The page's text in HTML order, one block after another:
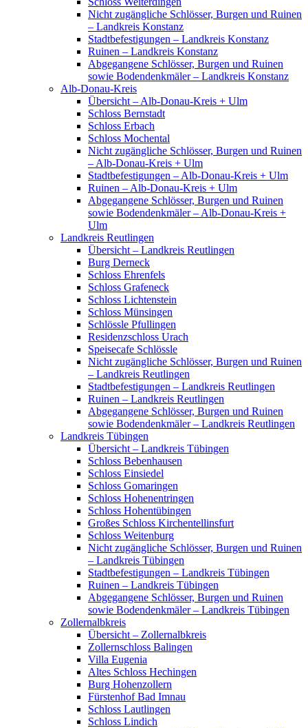
Nicht zugängliche Schlösser, Burgen und Ruinen
– Landkreis Konstanz
Stadtbefestigungen – Landkreis Konstanz
Ruinen – Landkreis Konstanz
Abgegangene Schlösser, Burgen und Ruinen
sowie Bodendenkmäler – Landkreis Konstanz
Alb-Donau-Kreis
Übersicht – Alb-Donau-Kreis + Ulm
Schloss Bernstadt
Schloss Erbach
Schloss Mochental
Nicht zugängliche Schlösser, Burgen und Ruinen
– Alb-Donau-Kreis + Ulm
Stadtbefestigungen – Alb-Donau-Kreis + Ulm
Ruinen – Alb-Donau-Kreis + Ulm
Abgegangene Schlösser, Burgen und Ruinen
sowie Bodendenkmäler – Alb-Donau-Kreis +
Ulm
Landkreis Reutlingen
Übersicht – Landkreis Reutlingen
Burg Derneck
Schloss Ehrenfels
Schloss Grafeneck
Schloss Lichtenstein
Schloss Münsingen
Schlössle Pfullingen
Residenzschloss Urach
Speisecafe Schlössle
Nicht zugängliche Schlösser, Burgen und Ruinen
– Landkreis Reutlingen
Stadtbefestigungen – Landkreis Reutlingen
Ruinen – Landkreis Reutlingen
Abgegangene Schlösser, Burgen und Ruinen
sowie Bodendenkmäler – Landkreis Reutlingen
Landkreis Tübingen
Übersicht – Landkreis Tübingen
Schloss Bebenhausen
Schloss Einsiedel
Schloss Gomaringen
Schloss Hohenentringen
Schloss Hohentübingen
Großes Schloss Kirchentellinsfurt
Schloss Weitenburg
Nicht zugängliche Schlösser, Burgen und Ruinen
– Landkreis Tübingen
Stadtbefestigungen – Landkreis Tübingen
Ruinen – Landkreis Tübingen
Abgegangene Schlösser, Burgen und Ruinen
sowie Bodendenkmäler – Landkreis Tübingen
Zollernalbkreis
Übersicht – Zollernalbkreis
Zollernschloss Balingen
Villa Eugenia
Altes Schloss Hechingen
Burg Hohenzollern
Fürstenhof Bad Imnau
Schloss Lautlingen
Schloss Lindich